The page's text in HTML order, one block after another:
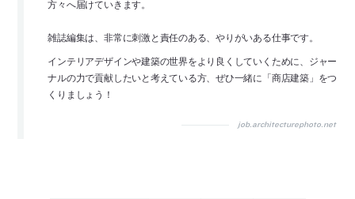
方々へ届けていきます。
雑誌編集は、非常に刺激と責任のある、やりがいある仕事です。
インテリアデザインや建築の世界をより良くしていくために、ジャー
ナルの力で貢献したいと考えている方、ぜひ一緒に「商店建築」をつ
くりましょう！
job.architecturephoto.net